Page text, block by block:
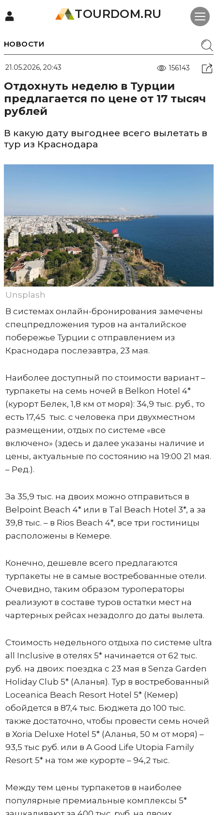
TOURDOM.RU
НОВОСТИ
21.05.2026, 20:43 156143
Отдохнуть неделю в Турции
предлагается по цене от 17 тысяч
рублей
В какую дату выгоднее всего вылетать в
тур из Краснодара
Unsplash
В системах онлайн-бронирования замечены
спецпредложения туров на анталийское
побережье Турции с отправлением из
Краснодара послезавтра, 23 мая.
Наиболее доступный по стоимости вариант –
турпакеты на семь ночей в Belkon Hotel 4*
(курорт Белек, 1,8 км от моря): 34,9 тыс. руб., то
есть 17,45 тыс. с человека при двухместном
размещении, отдых по системе «все
включено» (здесь и далее указаны наличие и
цены, актуальные по состоянию на 19:00 21 мая.
– Ред.).
За 35,9 тыс. на двоих можно отправиться в
Belpoint Beach 4* или в Tal Beach Hotel 3*, а за
39,8 тыс. – в Rios Beach 4*, все три гостиницы
расположены в Кемере.
Конечно, дешевле всего предлагаются
турпакеты не в самые востребованные отели.
Очевидно, таким образом туроператоры
реализуют в составе туров остатки мест на
чартерных рейсах незадолго до даты вылета.
Стоимость недельного отдыха по системе ultra
all Inclusive в отелях 5* начинается от 62 тыс.
руб. на двоих: поездка с 23 мая в Senza Garden
Holiday Club 5* (Аланья). Тур в востребованный
Loceanica Beach Resort Hotel 5* (Кемер)
обойдется в 87,4 тыс. Бюджета до 100 тыс.
также достаточно, чтобы провести семь ночей
в Xoria Deluxe Hotel 5* (Аланья, 50 м от моря) –
93,5 тыс руб. или в A Good Life Utopia Family
Resort 5* на том же курорте – 94,2 тыс.
Между тем цены турпакетов в наиболее
популярные премиальные комплексы 5*